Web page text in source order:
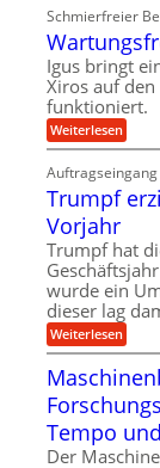
n
e
n
d
M
a
s
c
h
i
n
e
b
u
u
k
r
e
i
s
l
a
f
g
e
l
s
c
h
i
e
n
e
r
u
n
g
e
n
B
S
C
L
e
i
Schmierfreier
Igus bringt
Xiros auf
funktioniert.
Weiterlesen:
W
r
u
g
s
f
r
e
i
e
H
b
r
i
d
Trumpf
Vorjahr
Trumpf hat
wurde ein
dieser lag
Weiterlesen:
T
u
m
p
f
e
Tempo
Der